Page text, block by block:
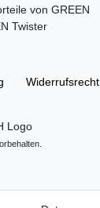
von GREEN
Twister
Widerrufs­recht